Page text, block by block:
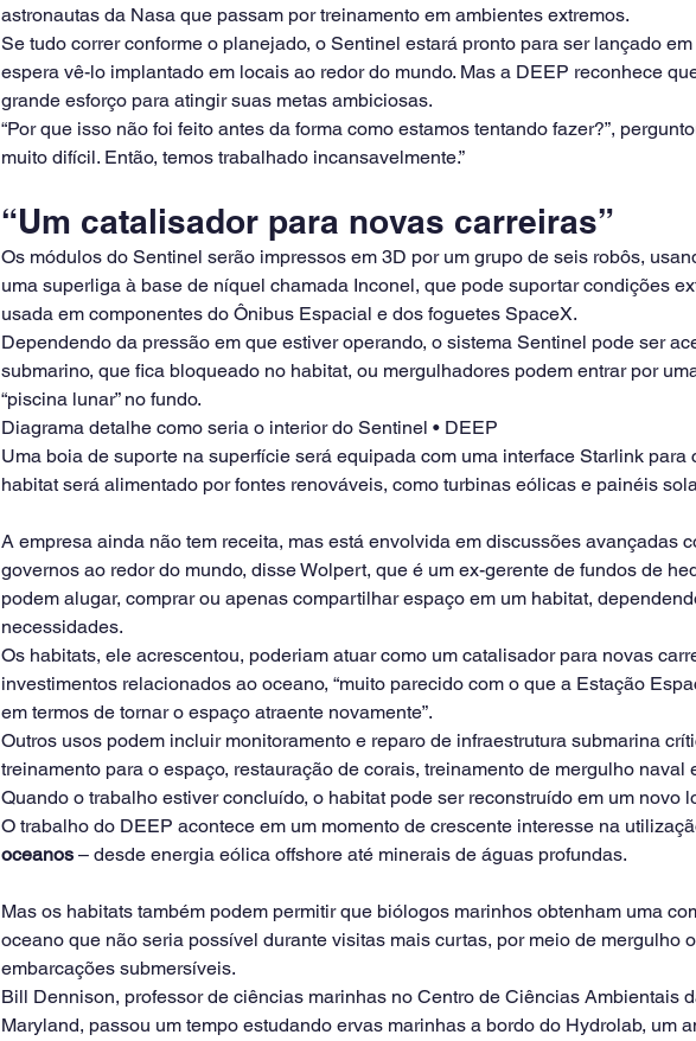
astronautas da Nasa que passam por treinamento em ambientes extremos.
Se tudo correr conforme o planejado, o Sentinel estará pronto para ser lançado
espera vê-lo implantado em locais ao redor do mundo. Mas a DEEP reconhece
grande esforço para atingir suas metas ambiciosas.
“Por que isso não foi feito antes da forma como estamos tentando fazer?”,
muito difícil. Então, temos trabalhado incansavelmente.”
“Um catalisador para novas carreiras”
Os módulos do Sentinel serão impressos em 3D por um grupo de seis robôs,
uma superliga à base de níquel chamada Inconel, que pode suportar condições
usada em componentes do Ônibus Espacial e dos foguetes SpaceX.
Dependendo da pressão em que estiver operando, o sistema Sentinel pode ser
submarino, que fica bloqueado no habitat, ou mergulhadores podem entrar por
“piscina lunar” no fundo.
Diagrama detalhe como seria o interior do Sentinel • DEEP
Uma boia de suporte na superfície será equipada com uma interface Starlink para
habitat será alimentado por fontes renováveis, como turbinas eólicas e painéis
A empresa ainda não tem receita, mas está envolvida em discussões avançadas
governos ao redor do mundo, disse Wolpert, que é um ex-gerente de fundos de
podem alugar, comprar ou apenas compartilhar espaço em um habitat,
necessidades.
Os habitats, ele acrescentou, poderiam atuar como um catalisador para novas
investimentos relacionados ao oceano, “muito parecido com o que a Estação
em termos de tornar o espaço atraente novamente”.
Outros usos podem incluir monitoramento e reparo de infraestrutura submarina
treinamento para o espaço, restauração de corais, treinamento de mergulho naval
Quando o trabalho estiver concluído, o habitat pode ser reconstruído em um novo
O trabalho do DEEP acontece em um momento de crescente interesse na
oceanos – desde energia eólica offshore até minerais de águas profundas.
Mas os habitats também podem permitir que biólogos marinhos obtenham uma
oceano que não seria possível durante visitas mais curtas, por meio de mergulho
embarcações submersíveis.
Bill Dennison, professor de ciências marinhas no Centro de Ciências Ambientais
Maryland, passou um tempo estudando ervas marinhas a bordo do Hydrolab, um